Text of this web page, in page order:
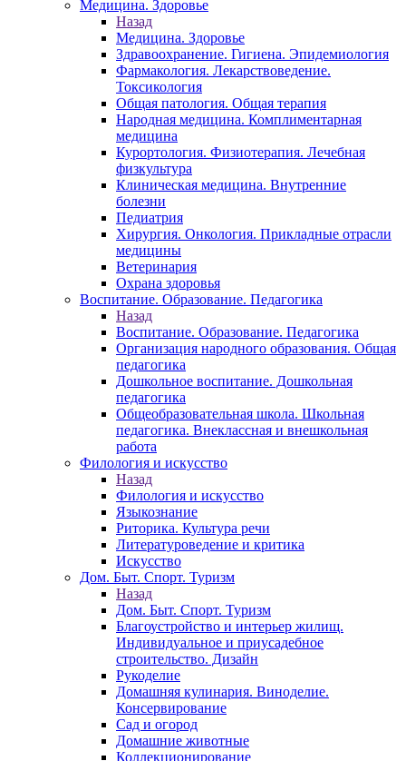
Медицина. Здоровье
Назад
Медицина. Здоровье
Здравоохранение. Гигиена. Эпидемиология
Фармакология. Лекарствоведение.
Токсикология
Общая патология. Общая терапия
Народная медицина. Комплиментарная
медицина
Курортология. Физиотерапия. Лечебная
физкультура
Клиническая медицина. Внутренние
болезни
Педиатрия
Хирургия. Онкология. Прикладные отрасли
медицины
Ветеринария
Охрана здоровья
Воспитание. Образование. Педагогика
Назад
Воспитание. Образование. Педагогика
Организация народного образования. Общая
педагогика
Дошкольное воспитание. Дошкольная
педагогика
Общеобразовательная школа. Школьная
педагогика. Внеклассная и внешкольная
работа
Филология и искусство
Назад
Филология и искусство
Языкознание
Риторика. Культура речи
Литературоведение и критика
Искусство
Дом. Быт. Спорт. Туризм
Назад
Дом. Быт. Спорт. Туризм
Благоустройство и интерьер жилищ.
Индивидуальное и приусадебное
строительство. Дизайн
Рукоделие
Домашняя кулинария. Виноделие.
Консервирование
Сад и огород
Домашние животные
Коллекционирование